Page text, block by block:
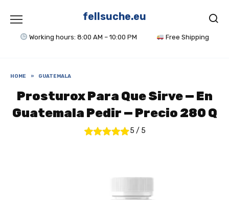
content
fellsuche.eu
Working hours: 8:00 AM – 10:00 PM Free Shipping
HOME » GUATEMALA
Prosturox Para Que Sirve — En
Guatemala Pedir — Precio 280 Q
5 / 5